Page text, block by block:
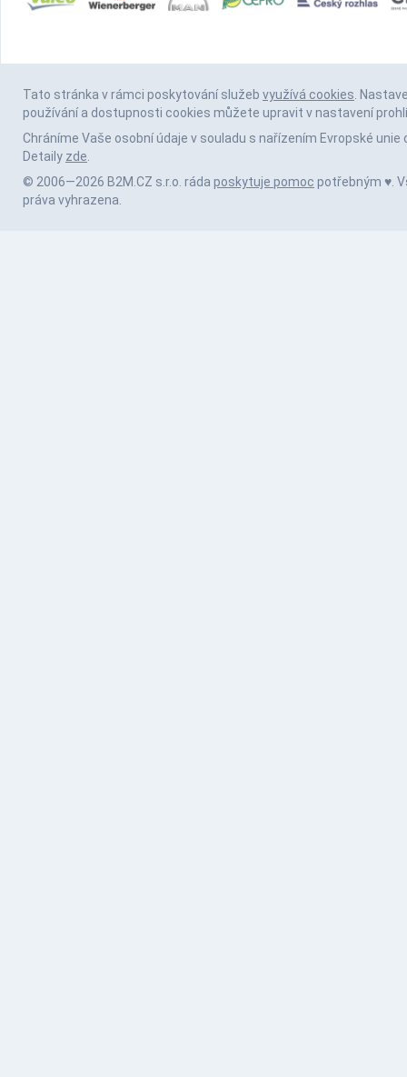
Tato stránka v rámci poskytování služeb využívá cookies.
používání a dostupnosti cookies můžete upravit v nastavení
Chráníme Vaše osobní údaje v souladu s nařízením Evropské unie
Detaily zde.
© 2006—2026 B2M.CZ s.r.o. ráda poskytuje pomoc potřebným ♥️.
práva vyhrazena.